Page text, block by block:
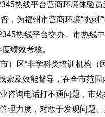
热线平台营商环境体验
，为福州市营商环境“挑刺
热线平台交办。市热线
绩效考核。
）区“非学科类培训机构（
索及效能督导，在全市范
咨询电话打不通问题，市
理力度，对敢于发现问题